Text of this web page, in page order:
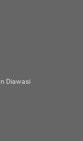
Diawasi